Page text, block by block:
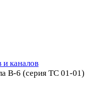
и каналов
В-6 (серия ТС 01-01)